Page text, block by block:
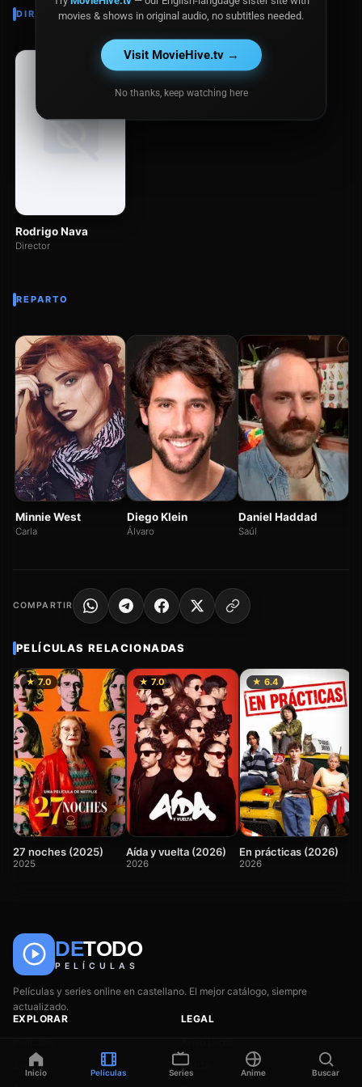
DIRECTOR
Rodrigo Nava
Director
REPARTO
Minnie West
Carla
Diego Klein
Álvaro
Daniel Haddad
Saúl
COMPARTIR
PELÍCULAS RELACIONADAS
★ 7.0
27 noches (2025)
2025
★ 7.0
Aída y vuelta (2026)
2026
★ 6.4
En prácticas (2026)
2026
DETODO
PELÍCULAS
Películas y series online en castellano. El mejor catálogo, siempre
actualizado.
EXPLORAR
Series
LEGAL
DMCA
Inicio Películas Series Anime Buscar
movies & shows in original audio, no subtitles needed.
Visit MovieHive.tv →
No thanks, keep watching here
🎬
Películas